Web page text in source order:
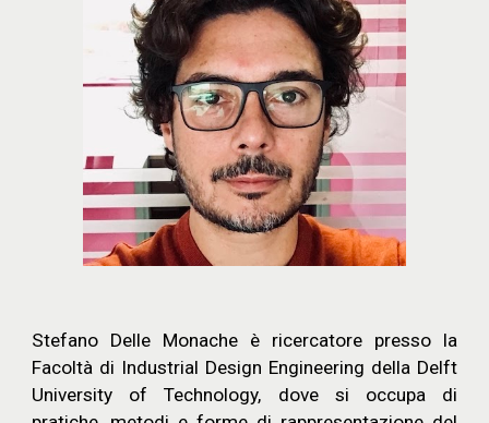
Stefano Delle Monache è ricercatore presso la
Facoltà di Industrial Design Engineering della Delft
University of Technology, dove si occupa di